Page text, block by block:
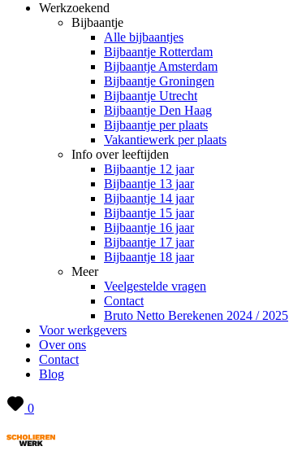
Werkzoekend
Bijbaantje
Alle bijbaantjes
Bijbaantje Rotterdam
Bijbaantje Amsterdam
Bijbaantje Groningen
Bijbaantje Utrecht
Bijbaantje Den Haag
Bijbaantje per plaats
Vakantiewerk per plaats
Info over leeftijden
Bijbaantje 12 jaar
Bijbaantje 13 jaar
Bijbaantje 14 jaar
Bijbaantje 15 jaar
Bijbaantje 16 jaar
Bijbaantje 17 jaar
Bijbaantje 18 jaar
Meer
Veelgestelde vragen
Contact
Bruto Netto Berekenen 2024 / 2025
Voor werkgevers
Over ons
Contact
Blog
0